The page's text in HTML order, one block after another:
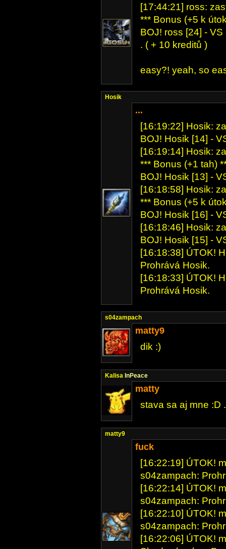
[17:44:21] ross:
*** Bonus (+5 k
BOJ! ross [24] - VS
. ( + 10 kreditů )
easy?! yeah, so
Hosik
...
[16:19:22] Hosik:
BOJ! Hosik [14] -
[16:19:14] Hosik:
*** Bonus (+1 tah)
BOJ! Hosik [13] -
[16:18:58] Hosik:
*** Bonus (+5 k
BOJ! Hosik [16] -
[16:18:46] Hosik:
BOJ! Hosik [15] -
[16:18:38] ÚTOK!
Prohrává Hosik.
[16:18:33] ÚTOK!
Prohrává Hosik.
s04zampach
matty9
dik :)
Kalisa InPeace
matty
stava sa aj mne :D
matty9
fuck
[16:22:19] ÚTOK!
s04zampach:
[16:22:14] ÚTOK!
s04zampach:
[16:22:10] ÚTOK!
s04zampach:
[16:22:06] ÚTOK!